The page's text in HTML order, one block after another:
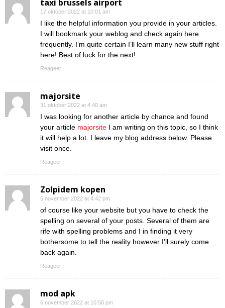
taxi brussels airport
17 oktober 2022 at 10:01 am
I like the helpful information you provide in your articles.
I will bookmark your weblog and check again here
frequently. I’m quite certain I’ll learn many new stuff right
here! Best of luck for the next!
Reageer
majorsite
31 oktober 2022 at 4:40 am
I was looking for another article by chance and found
your article majorsite I am writing on this topic, so I think
it will help a lot. I leave my blog address below. Please
visit once.
Reageer
Zolpidem kopen
5 november 2022 at 4:42 pm
of course like your website but you have to check the
spelling on several of your posts. Several of them are
rife with spelling problems and I in finding it very
bothersome to tell the reality however I’ll surely come
back again.
Reageer
mod apk
6 november 2022 at 10:50 pm